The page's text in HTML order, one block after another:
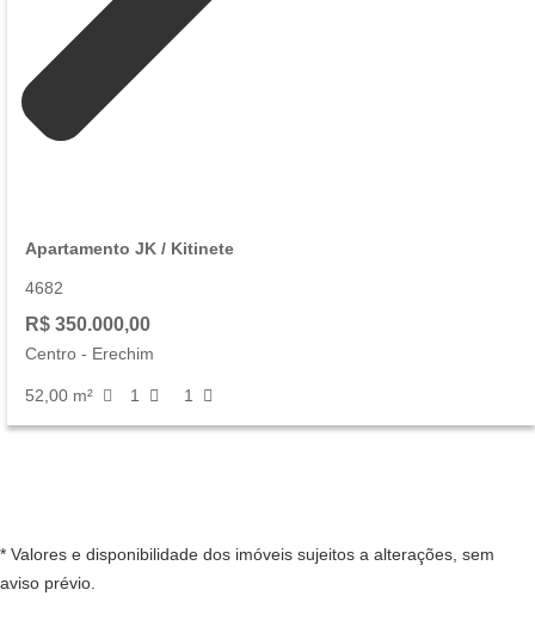
Apartamento JK / Kitinete
4682
R$ 350.000,00
Centro - Erechim
52,00 m² 1 1
* Valores e disponibilidade dos imóveis sujeitos a alterações, sem
aviso prévio.